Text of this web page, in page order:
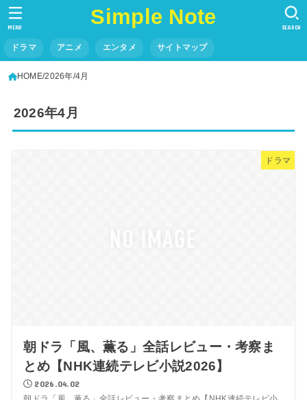
Simple Note
ドラマ アニメ エンタメ サイトマップ
SEARCH
MENU
HOME 2026年 4月
2026年4月
ドラマ
朝ドラ「風、薫る」全話レビュー・考察ま
とめ【NHK連続テレビ小説2026】
2026.04.02